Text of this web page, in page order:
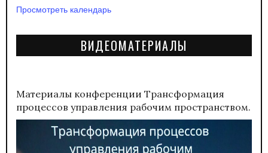
Просмотреть календарь
ВИДЕОМАТЕРИАЛЫ
Материалы конференции Трансформация
процессов управления рабочим пространством.